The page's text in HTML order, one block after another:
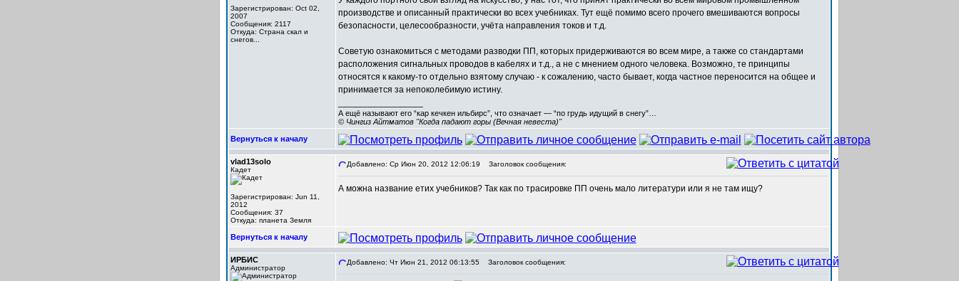
Зарегистрирован: Oct 02,
2007
Сообщения: 2117
Откуда: Cтрана скал и
снегов...
производстве и описанный практически во всех учебниках. Тут ещё помимо всего прочего вмешиваются вопросы
безопасности, целесообразности, учёта направления токов и т.д.
Советую ознакомиться с методами разводки ПП, которых придерживаются во всем мире, а также со стандартами
расположения сигнальных проводов в кабелях и т.д., а не с мнением одного человека. Возможно, те принципы
относятся к какому-то отдельно взятому случаю - к сожалению, часто бывает, когда частное переносится на общее и
принимается за непоколебимую истину.
А ещё называют его “кар кечкен ильбирс”, что означает — “по грудь идущий в снегу”…
© Чингиз Айтматов "Когда падают горы (Вечная невеста)"
Вернуться к началу
vlad13solo
Кадет
Зарегистрирован: Jun 11,
2012
Сообщения: 37
Откуда: планета Земля
Добавлено: Ср Июн 20, 2012 12:06:19 Заголовок сообщения:
А можна название етих учебников? Так как по трасировке ПП очень мало литератури или я не там ищу?
Вернуться к началу
ИРБИС
Администратор
Добавлено: Чт Июн 21, 2012 06:13:55 Заголовок сообщения: